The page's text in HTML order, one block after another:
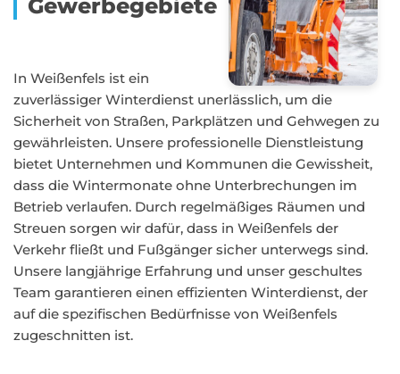
Gewerbegebiete
In Weißenfels ist ein
zuverlässiger Winterdienst unerlässlich, um die
Sicherheit von Straßen, Parkplätzen und Gehwegen zu
gewährleisten. Unsere professionelle Dienstleistung
bietet Unternehmen und Kommunen die Gewissheit,
dass die Wintermonate ohne Unterbrechungen im
Betrieb verlaufen. Durch regelmäßiges Räumen und
Streuen sorgen wir dafür, dass in Weißenfels der
Verkehr fließt und Fußgänger sicher unterwegs sind.
Unsere langjährige Erfahrung und unser geschultes
Team garantieren einen effizienten Winterdienst, der
auf die spezifischen Bedürfnisse von Weißenfels
zugeschnitten ist.